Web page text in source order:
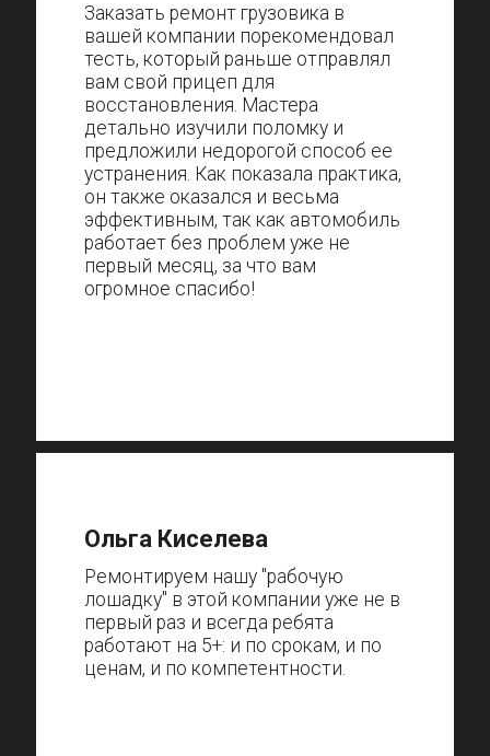
Заказать ремонт грузовика в
вашей компании порекомендовал
тесть, который раньше отправлял
вам свой прицеп для
восстановления. Мастера
детально изучили поломку и
предложили недорогой способ ее
устранения. Как показала практика,
он также оказался и весьма
эффективным, так как автомобиль
работает без проблем уже не
первый месяц, за что вам
огромное спасибо!
Ольга Киселева
Ремонтируем нашу "рабочую
лошадку" в этой компании уже не в
первый раз и всегда ребята
работают на 5+: и по срокам, и по
ценам, и по компетентности.